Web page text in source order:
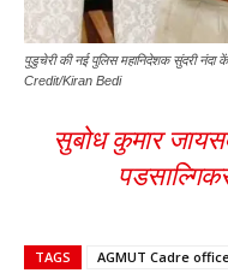
पुडुचेरी की नई पुलिस महानिदेशक सुंदरी नंदा
Credit/Kiran Bedi
सुबोध कुमार
TAGS AGMUT Cadre